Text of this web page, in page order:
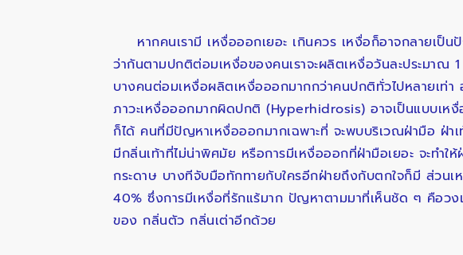
หากคนเรามี เหงื่อออกเยอะ เกินควร เหงื่อก็อาจกลายเป็น
ว่ากันตามปกติต่อมเหงื่อของคนเราจะผลิตเหงื่อวันละประมาณ
บางคนต่อมเหงื่อผลิตเหงื่อออกมากกว่าคนปกติทั่วไปหลายเท่า
ภาวะเหงื่อออกมากผิดปกติ (Hyperhidrosis) อาจเป็นแบบเห
ก็ได้ คนที่มีปัญหาเหงื่อออกมากเฉพาะที่ จะพบบริเวณฝ่ามือ ฝ่
มีกลิ่นเท้าที่ไม่น่าพิศมัย หรือการมีเหงื่อออกที่ฝ่ามือเยอะ จะทำ
กระดาษ บางทีจับมือทักทายกับใครอีกฝ่ายถึงกับตกใจก็มี ส่วน
40% ซึ่งการมีเหงื่อที่รักแร้มาก ปัญหาตามมาที่เห็นชัด ๆ คือวง
ของ กลิ่นตัว กลิ่นเต่าอีกด้วย